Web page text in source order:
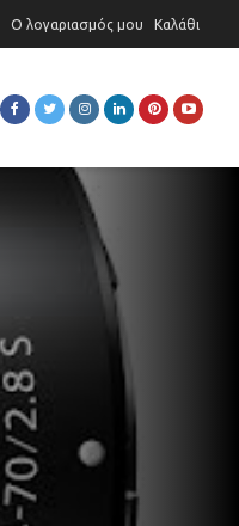
Ο λογαριασμός μου Καλάθι